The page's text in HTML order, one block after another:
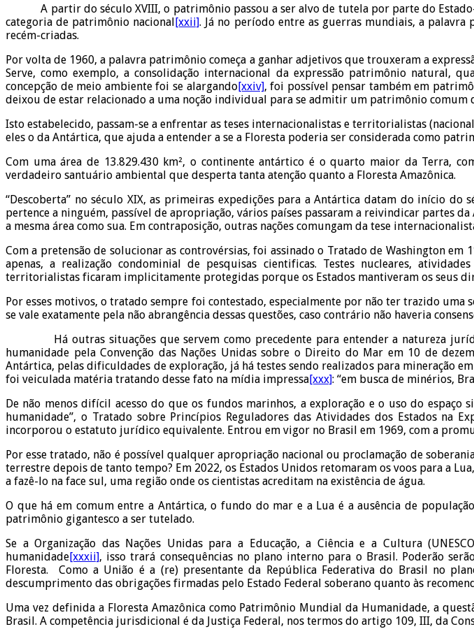
A partir do século XVIII, o patrimônio passou a ser alvo de tutela por parte do Estado-
categoria de patrimônio nacional [xxii]. Já no período entre as guerras mundiais, a
recém-criadas.
Por volta de 1960, a palavra patrimônio começa a ganhar adjetivos que trouxeram a
Serve, como exemplo, a consolidação internacional da expressão patrimônio natural,
concepção de meio ambiente foi se alargando[xxiv], foi possível pensar também em
deixou de estar relacionado a uma noção individual para se admitir um patrimônio comum
Isto estabelecido, passam-se a enfrentar as teses internacionalistas e territorialistas
eles o da Antártica, que ajuda a entender a se a Floresta poderia ser considerada como
Com uma área de 13.829.430 km², o continente antártico é o quarto maior da Terra,
verdadeiro santuário ambiental que desperta tanta atenção quanto a Floresta Amazônica.
“Descoberta” no século XIX, as primeiras expedições para a Antártica datam do início do
pertence a ninguém, passível de apropriação, vários países passaram a reivindicar partes
a mesma área como sua. Em contraposição, outras nações comungam da tese
Com a pretensão de solucionar as controvérsias, foi assinado o Tratado de Washington
apenas, a realização condominial de pesquisas cientificas. Testes nucleares,
territorialistas ficaram implicitamente protegidas porque os Estados mantiveram os seus
Por esses motivos, o tratado sempre foi contestado, especialmente por não ter trazido
se vale exatamente pela não abrangência dessas questões, caso contrário não haveria
Há outras situações que servem como precedente para entender a natureza
humanidade pela Convenção das Nações Unidas sobre o Direito do Mar em 10 de
Antártica, pelas dificuldades de exploração, já há testes sendo realizados para mineração
foi veiculada matéria tratando desse fato na mídia impressa[xxx]: “em busca de minérios,
De não menos difícil acesso do que os fundos marinhos, a exploração e o uso do
humanidade”, o Tratado sobre Princípios Reguladores das Atividades dos Estados na
incorporou o estatuto jurídico equivalente. Entrou em vigor no Brasil em 1969, com a
Por esse tratado, não é possível qualquer apropriação nacional ou proclamação de
terrestre depois de tanto tempo? Em 2022, os Estados Unidos retomaram os voos para a
a fazê-lo na face sul, uma região onde os cientistas acreditam na existência de água.
O que há em comum entre a Antártica, o fundo do mar e a Lua é a ausência de
patrimônio gigantesco a ser tutelado.
Se a Organização das Nações Unidas para a Educação, a Ciência e a Cultura
humanidade[xxxii], isso trará consequências no plano interno para o Brasil. Poderão
Floresta. Como a União é a (re) presentante da República Federativa do Brasil no
descumprimento das obrigações firmadas pelo Estado Federal soberano quanto às
Uma vez definida a Floresta Amazônica como Patrimônio Mundial da Humanidade, a
Brasil. A competência jurisdicional é da Justiça Federal, nos termos do artigo 109, III, da